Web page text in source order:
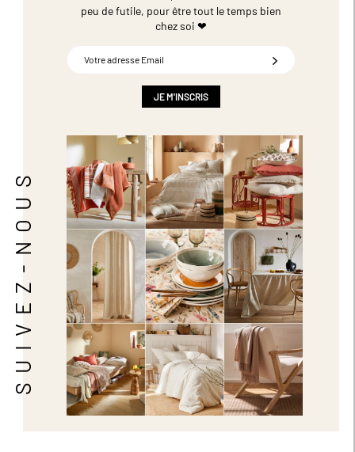
SUIVEZ-NOUS
peu de futile, pour être tout le temps bien
chez soi ❤
JE M'INSCRIS